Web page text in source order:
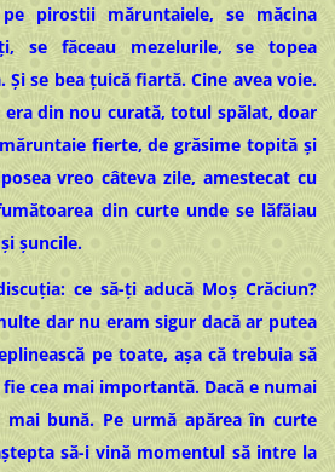
pirostii măruntaiele, se măcina
se făceau mezelurile, se topea
Și se bea țuică fiartă. Cine avea voie.
din nou curată, totul spălat, doar
fierte, de grăsime topită și
vreo câteva zile, amestecat cu
din curte unde se lăfăiau
șuncile.
ce să-ți aducă Moș Crăciun?
dar nu eram sigur dacă ar putea
pe toate, așa că trebuia să
cea mai importantă. Dacă e numai
mai bună. Pe urmă apărea în curte
să-i vină momentul să intre la